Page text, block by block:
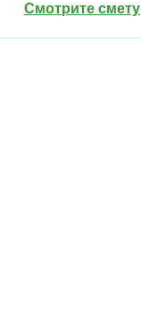
Смотрите смету